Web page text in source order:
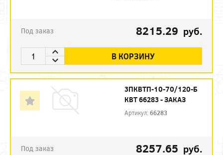
Под заказ 8215.29 руб.
В КОРЗИНУ
3ПКВТП-10-70/120-Б
КВТ 66283 - ЗАКАЗ
Артикул:66283
Под заказ 8257.65 руб.